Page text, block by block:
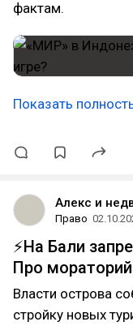
фактам.
Показать
Алекс и
Право
⚡️На Бали
Про
Власти острова
стройку новых